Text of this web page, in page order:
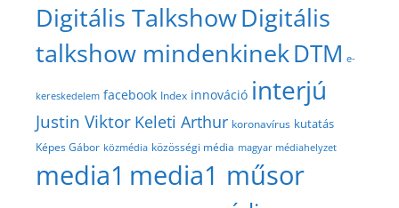
Digitális TalkshowDigitális
talkshow mindenkinekDTM e-
kereskedelem facebook Index innováció interjú
Justin Viktor Keleti Arthur koronavírus kutatás
Képes Gábor közmédia közösségi média magyar médiahelyzet
media1 media1 műsor